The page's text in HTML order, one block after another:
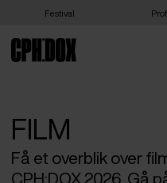
Festival
FILM
Få et overblik over
CPH:DOX 2026. Gå